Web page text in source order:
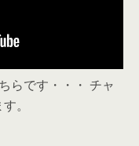
らです・・・ チャ
。